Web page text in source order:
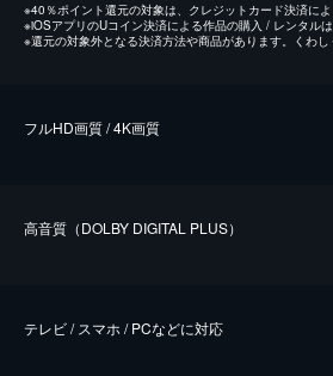
※40％ポイント還元の対象は、クレジットカード決済によ
※iOSアプリのUコイン決済による作品の購入 / レンタル
※還元の対象外となる決済方法や商品があります。くわし
フルHD画質 / 4K画質
⾼⾳質（DOLBY DIGITAL PLUS）
テレビ / スマホ / PCなどに対応